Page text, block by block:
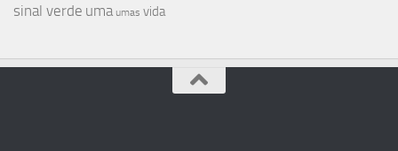
sinal verde uma umas vida